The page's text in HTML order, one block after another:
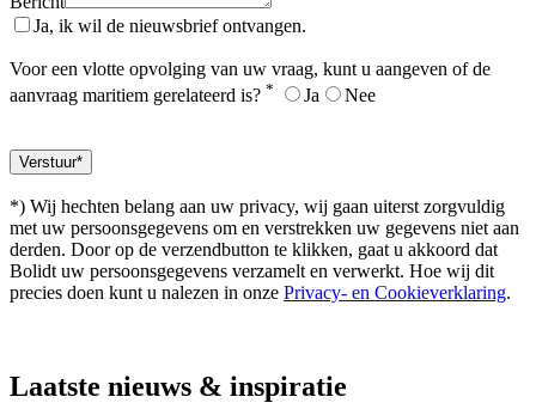
Ja, ik wil de nieuwsbrief ontvangen.
Voor een vlotte opvolging van uw vraag, kunt u aangeven of de
aanvraag maritiem gerelateerd is? * Ja Nee
*) Wij hechten belang aan uw privacy, wij gaan uiterst zorgvuldig
met uw persoonsgegevens om en verstrekken uw gegevens niet aan
derden. Door op de verzendbutton te klikken, gaat u akkoord dat
Bolidt uw persoonsgegevens verzamelt en verwerkt. Hoe wij dit
precies doen kunt u nalezen in onze Privacy- en Cookieverklaring.
Laatste nieuws & inspiratie